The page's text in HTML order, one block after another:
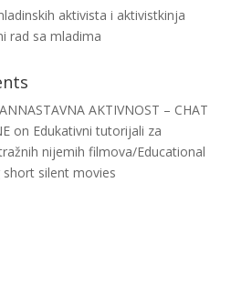
aktivista i aktivistkinja
rad sa mladima
AKTIVNOST – CHAT
on Edukativni tutorijali za
nijemih filmova/Educational
silent movies